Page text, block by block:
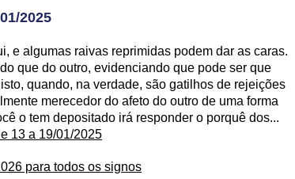
2025
e algumas raivas reprimidas podem dar as caras.
que do outro, evidenciando que pode ser que
quando, na verdade, são gatilhos de rejeições
merecedor do afeto do outro de uma forma
o tem depositado irá responder o porquê dos...
13 a 19/01/2025
para todos os signos